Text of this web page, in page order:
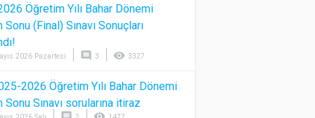
Öğretim Yılı Bahar Dönemi
Sonu (Final) Sınavı Sonuçları
2026 Pazartesi comment 3 visibility 3327
2026 Öğretim Yılı Bahar Dönemi
Sonu Sınavı sorularına itiraz